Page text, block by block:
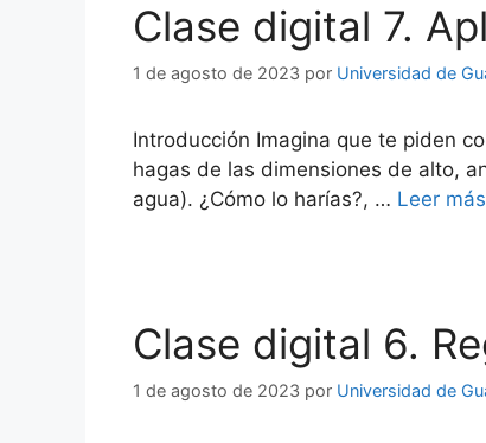
Clase digital 7.
1 de agosto de 2023 por Universidad de
Introducción Imagina que te piden
hagas de las dimensiones de alto,
agua). ¿Cómo lo harías?, … Leer más
Clase digital 6.
1 de agosto de 2023 por Universidad de